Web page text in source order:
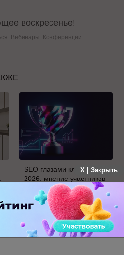
воскресенье!
Вебинары Конференции
SEO глазами клиентов
2026: мнение участников
о развитии отрасли и
результатах рейтинга.
Часть 2
X | Закрыть